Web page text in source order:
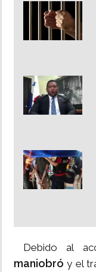
Debido al
maniobróy el